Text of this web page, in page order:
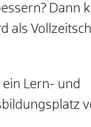
Dann
als
Lern- und